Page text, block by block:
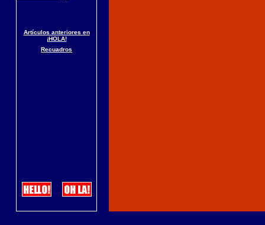
Artículos anteriores en
¡HOLA!
Recuadros